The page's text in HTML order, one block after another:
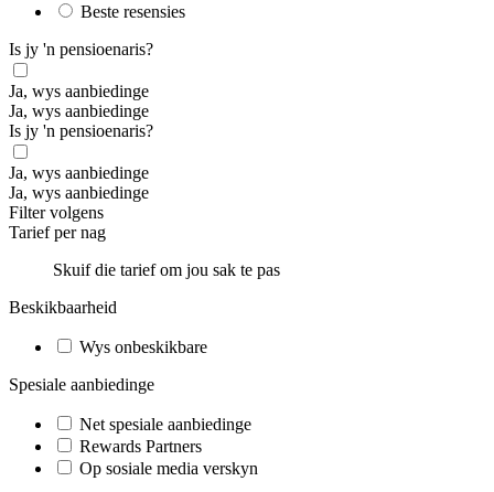
Beste resensies
Is jy 'n pensioenaris?
Ja, wys aanbiedinge
Ja, wys aanbiedinge
Is jy 'n pensioenaris?
Ja, wys aanbiedinge
Ja, wys aanbiedinge
Filter volgens
Tarief per nag
Skuif die tarief om jou sak te pas
Beskikbaarheid
Wys onbeskikbare
Spesiale aanbiedinge
Net spesiale aanbiedinge
Rewards Partners
Op sosiale media verskyn